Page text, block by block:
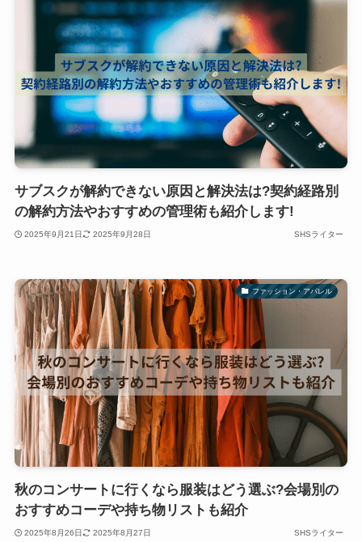
サブスクが解約できない原因と解決法は?契約経路別
の解約方法やおすすめの管理術も紹介します!
2025年9月21日 2025年9月28日 SHSライター
ファッション・アパレル
秋のコンサートに行くなら服装はどう選ぶ?会場別の
おすすめコーデや持ち物リストも紹介
2025年8月26日 2025年8月27日 SHSライター